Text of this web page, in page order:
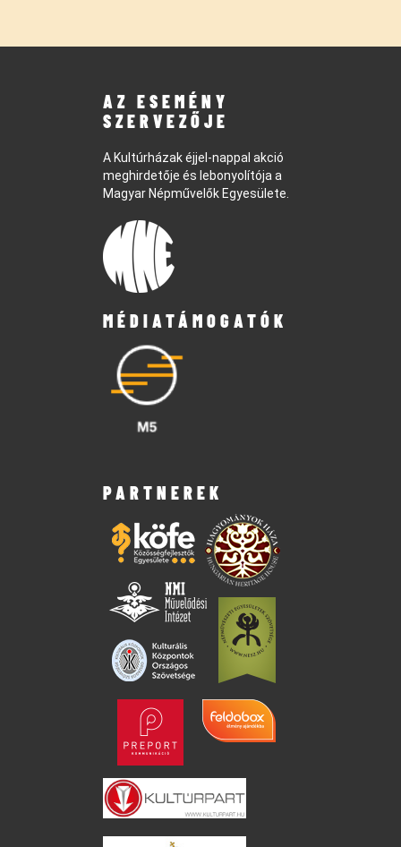
AZ ESEMÉNY
SZERVEZŐJE
A Kultúrházak éjjel-nappal akció
meghirdetője és lebonyolítója a
Magyar Népművelők Egyesülete.
MÉDIATÁMOGATÓK
PARTNEREK